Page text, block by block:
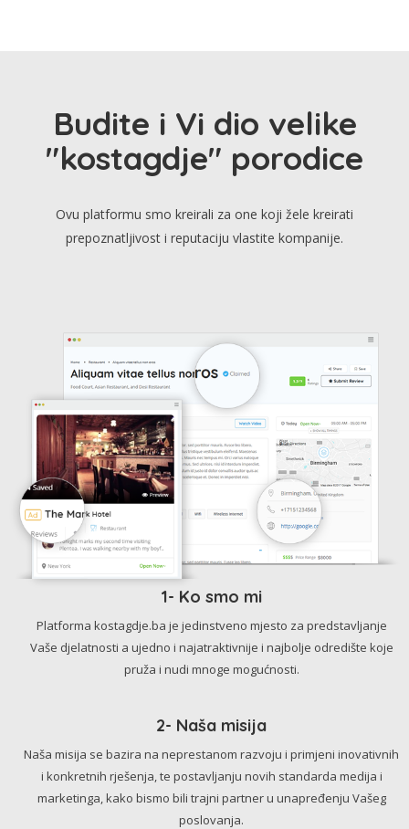
Budite i Vi dio velike
"kostagdje" porodice
Ovu platformu smo kreirali za one koji žele kreirati
prepoznatljivost i reputaciju vlastite kompanije.
1- Ko smo mi
Platforma kostagdje.ba je jedinstveno mjesto za predstavljanje
Vaše djelatnosti a ujedno i najatraktivnije i najbolje odredište koje
pruža i nudi mnoge mogućnosti.
2- Naša misija
Naša misija se bazira na neprestanom razvoju i primjeni inovativnih
i konkretnih rješenja, te postavljanju novih standarda medija i
marketinga, kako bismo bili trajni partner u unapređenju Vašeg
poslovanja.